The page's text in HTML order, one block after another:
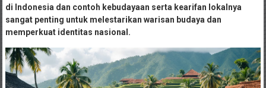
di Indonesia dan contoh kebudayaan serta kearifan lokalnya
sangat penting untuk melestarikan warisan budaya dan
memperkuat identitas nasional.